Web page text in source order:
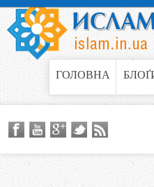
Jump to
ГОЛОВНА